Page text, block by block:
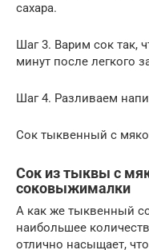
сахара.
Шаг 3. Варим сок так,
минут после легкого
Шаг 4. Разливаем
Сок тыквенный с
Сок из тыквы с
соковыжималки
А как же тыквенный
наибольшее
отлично насыщает,